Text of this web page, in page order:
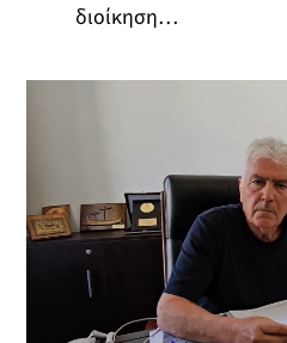
διοίκηση…